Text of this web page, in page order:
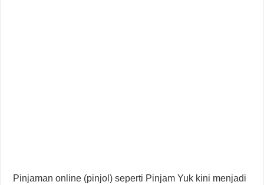
Pinjaman online (pinjol) seperti Pinjam Yuk kini menjadi